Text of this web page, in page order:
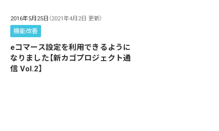
2016年5月25日 （2021年4月2日 更新）
機能改善
eコマース設定を利用できるように
なりました【新カゴプロジェクト通
信 Vol.2】